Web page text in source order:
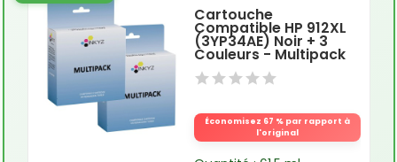
Cartouche
Compatible HP 912XL
(3YP34AE) Noir + 3
Couleurs - Multipack
Économisez 67 % par rapport à
l'original